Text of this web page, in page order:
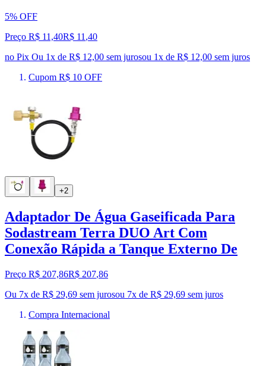
5% OFF
Preço R$ 11,40R$ 11 ,40
no Pix Ou 1x de R$ 12,00 sem jurosou 1x de R$ 12,00 sem juros
Cupom R$ 10 OFF
+2
Adaptador De Água Gaseificada Para
Sodastream Terra DUO Art Com
Conexão Rápida a Tanque Externo De
Preço R$ 207,86R$ 207,86
Ou 7x de R$ 29,69 sem jurosou 7x de R$ 29,69 sem juros
Compra Internacional